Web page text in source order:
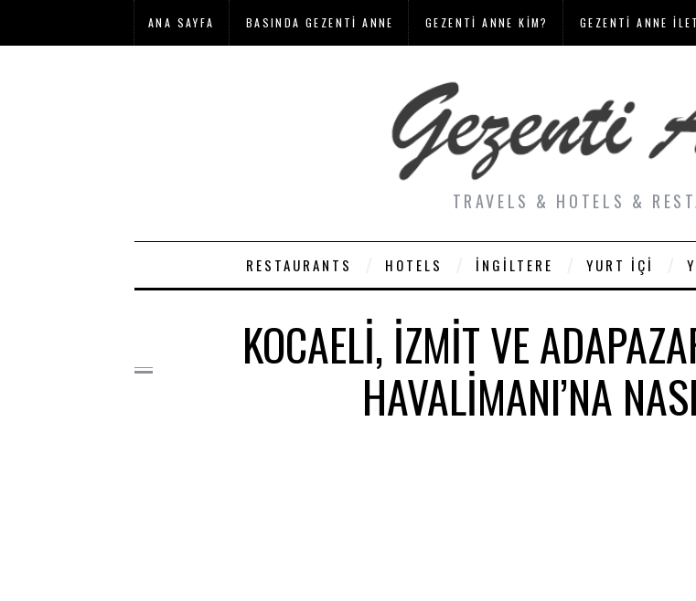
ANA SAYFA BASINDA GEZENTI ANNE GEZENTI ANNE KIM? GEZENTI ANNE
TRAVELS & HOTELS &
RESTAURANTS HOTELS İNGILTERE YURT İÇI
KOCAELI, İZMIT VE
HAVALIMANI’NA